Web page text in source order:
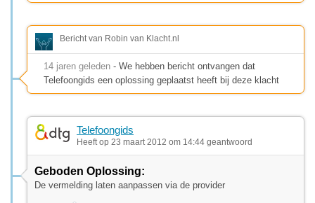
Bericht van Robin van Klacht.nl
14 jaren geleden - We hebben bericht ontvangen dat
Telefoongids een oplossing geplaatst heeft bij deze klacht
Telefoongids
Heeft op 23 maart 2012 om 14:44 geantwoord
Geboden Oplossing:
De vermelding laten aanpassen via de provider